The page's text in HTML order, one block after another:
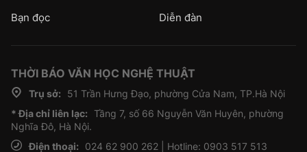
Bạn đọc
Diễn đàn
THỜI BÁO VĂN HỌC NGHỆ THUẬT
Trụ sở:
51 Trần Hưng Đạo, phường Cửa Nam, TP.Hà Nội
* Địa chỉ liên lạc: Tầng 7, số 66 Nguyễn Văn Huyên, phường
Nghĩa Đô, Hà Nội.
Điện thoại:
024 62 900 262 | Hotline: 0903 517 513